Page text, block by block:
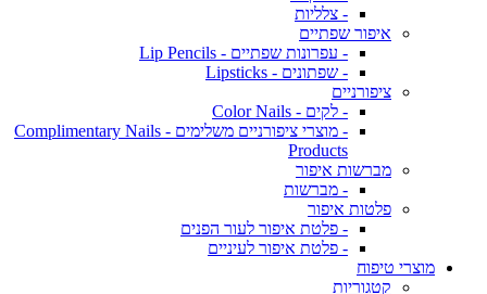
- צלליות
איפור שפתיים
- עפרונות שפתיים - Lip Pencils
- שפתונים - Lipsticks
ציפורניים
- לקים - Color Nails
- מוצרי ציפורניים משלימים - Complimentary Nails
Products
מברשות איפור
- מברשות
פלטות איפור
- פלטת איפור לעור הפנים
- פלטת איפור לעיניים
מוצרי טיפוח
קטגוריות